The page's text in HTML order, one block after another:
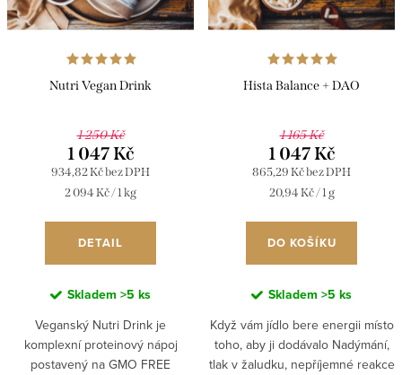
Nutri Vegan Drink
1 250 Kč
934,82 Kč bez DPH
1 047 Kč
Měrná
2 094 Kč / 1 kg
DETAIL
Skladem >5 ks
Veganský Nutri Drink je
komplexní proteinový nápoj
postavený na GMO FREE
Hista Balance + DAO
1 165 Kč
865,29 Kč bez DPH
1 047 Kč
Měrná
20,94 Kč / 1 g
DO KOŠÍKU
Skladem >5 ks
Když vám jídlo bere energii místo
toho, aby ji dodávalo Nadýmání,
tlak v žaludku, nepříjemné reakce